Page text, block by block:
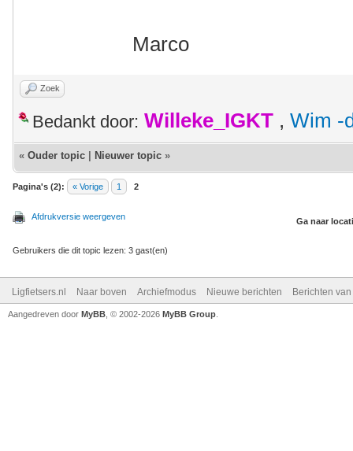
Marco
Zoek
Bedankt door: Willeke_IGKT , Wim -
« Ouder topic Nieuwer topic »
Pagina's (2): « Vorige 1 2
Afdrukversie weergeven Ga naar
Gebruikers die dit topic lezen: 3 gast(en)
Ligfietsers.nl Naar boven Archiefmodus Nieuwe berichten Berichten
Aangedreven door MyBB , © 2002-2026 MyBB Group